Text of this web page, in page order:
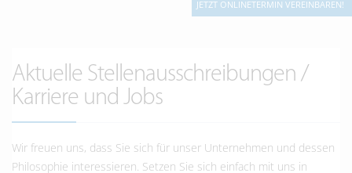
Aktuelle Stellenausschreibungen /
Karriere und Jobs
Wir freuen uns, dass Sie sich für unser Unternehmen und dessen
Philosophie interessieren. Setzen Sie sich einfach mit uns in
JETZT ONLINETERMIN VEREINBAREN!